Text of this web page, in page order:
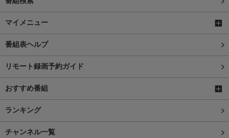
マイメニュー
番組表ヘルプ
リモート録画予約ガイド
おすすめ番組
ランキング
チャンネル一覧